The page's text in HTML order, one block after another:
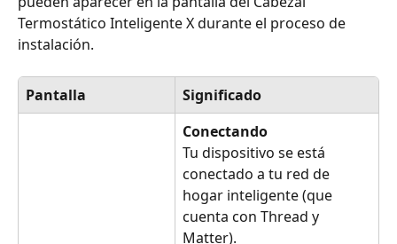
Termostático Inteligente X durante el proceso de
instalación.
Pantalla
Significado
Conectando
Tu dispositivo se está
conectado a tu red de
hogar inteligente (que
cuenta con Thread y
Matter).